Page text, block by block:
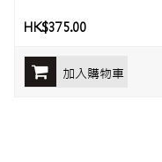
HK$375.00
加入購物車